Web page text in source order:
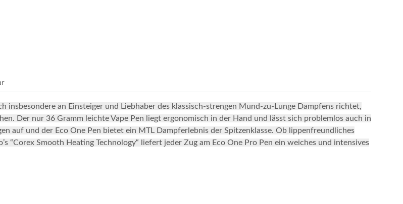
insbesondere an Einsteiger und Liebhaber des klassisch-strengen Mund-zu-Lunge Dampfens richtet,
Der nur 36 Gramm leichte Vape Pen liegt ergonomisch in der Hand und lässt sich problemlos auch in
auf und der Eco One Pen bietet ein MTL Dampferlebnis der Spitzenklasse. Ob lippenfreundliches
“Corex Smooth Heating Technology“ liefert jeder Zug am Eco One Pro Pen ein weiches und intensives